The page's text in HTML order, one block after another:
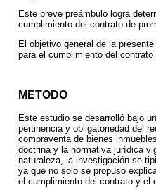
Este breve preámbulo logra
cumplimiento del contrato de
El objetivo general de la
para el cumplimiento del
METODO
Este estudio se desarrolló bajo
pertinencia y obligatoriedad del
compraventa de bienes
doctrina y la normativa jurídica
naturaleza, la investigación se
ya que no solo se propuso
el cumplimiento del contrato y el